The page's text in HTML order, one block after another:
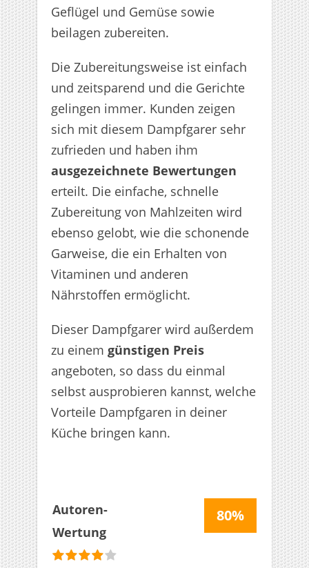
Geflügel und Gemüse sowie
beilagen zubereiten.
Die Zubereitungsweise ist einfach
und zeitsparend und die Gerichte
gelingen immer. Kunden zeigen
sich mit diesem Dampfgarer sehr
zufrieden und haben ihm
ausgezeichnete Bewertungen
erteilt. Die einfache, schnelle
Zubereitung von Mahlzeiten wird
ebenso gelobt, wie die schonende
Garweise, die ein Erhalten von
Vitaminen und anderen
Nährstoffen ermöglicht.
Dieser Dampfgarer wird außerdem
zu einem günstigen Preis
angeboten, so dass du einmal
selbst ausprobieren kannst, welche
Vorteile Dampfgaren in deiner
Küche bringen kann.
Autoren-
Wertung
bewertet
80%